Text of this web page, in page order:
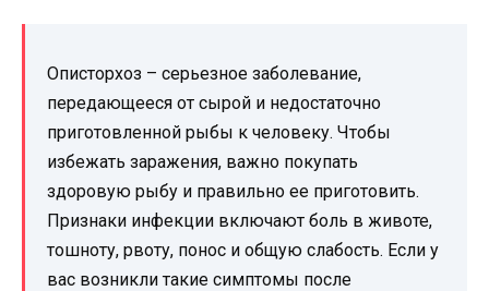
Описторхоз – серьезное заболевание,
передающееся от сырой и недостаточно
приготовленной рыбы к человеку. Чтобы
избежать заражения, важно покупать
здоровую рыбу и правильно ее приготовить.
Признаки инфекции включают боль в животе,
тошноту, рвоту, понос и общую слабость. Если у
вас возникли такие симптомы после